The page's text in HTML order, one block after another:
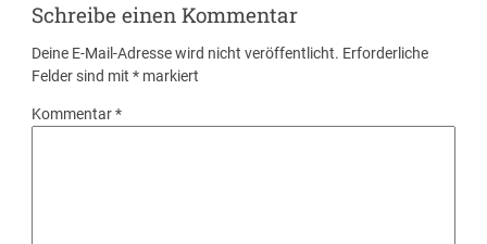
Schreibe einen Kommentar
Deine E-Mail-Adresse wird nicht veröffentlicht. Erforderliche
Felder sind mit* markiert
Kommentar*